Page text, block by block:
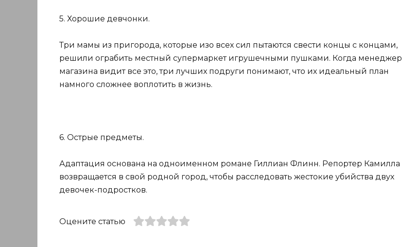
5. Хорошие девчонки.
Три мамы из пригорода, которые изо всех сил пытаются свести концы с концами,
решили ограбить местный супермаркет игрушечными пушками. Когда менеджер
магазина видит все это, три лучших подруги понимают, что их идеальный план
намного сложнее воплотить в жизнь.
6. Острые предметы.
Адаптация основана на одноименном романе Гиллиан Флинн. Репортер Камилла
возвращается в свой родной город, чтобы расследовать жестокие убийства двух
девочек-подростков.
Оцените статью